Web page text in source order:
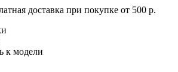
доставка при покупке от 500 р.
к модели